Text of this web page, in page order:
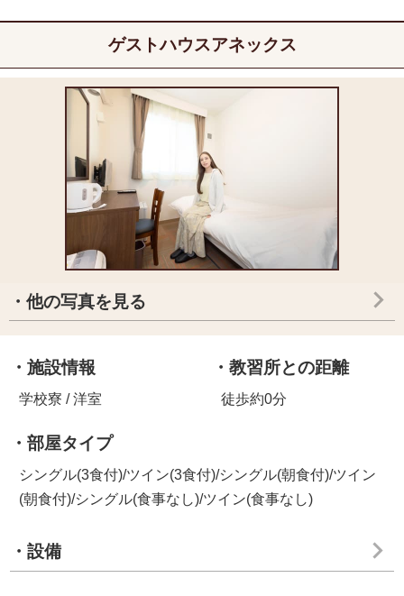
ゲストハウスアネックス
・他の写真を見る
・施設情報
学校寮 / 洋室
・教習所との距離
徒歩約0分
・部屋タイプ
シングル(3食付)/ツイン(3食付)/シングル(朝食付)/ツイン
(朝食付)/シングル(食事なし)/ツイン(食事なし)
・設備